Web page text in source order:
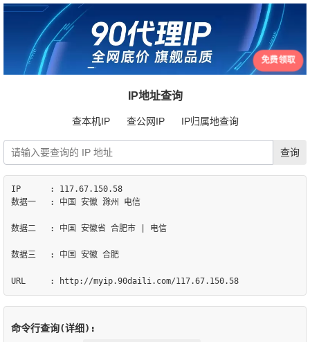
免费领取
IP地址查询
查本机IP 查公网IP IP归属地查询
IP	: 117.67.150.58
数据一	: 中国 安徽 滁州 电信
数据二	: 中国 安徽省 合肥市 | 电信
数据三	: 中国 安徽 合肥
命令行查询(详细):